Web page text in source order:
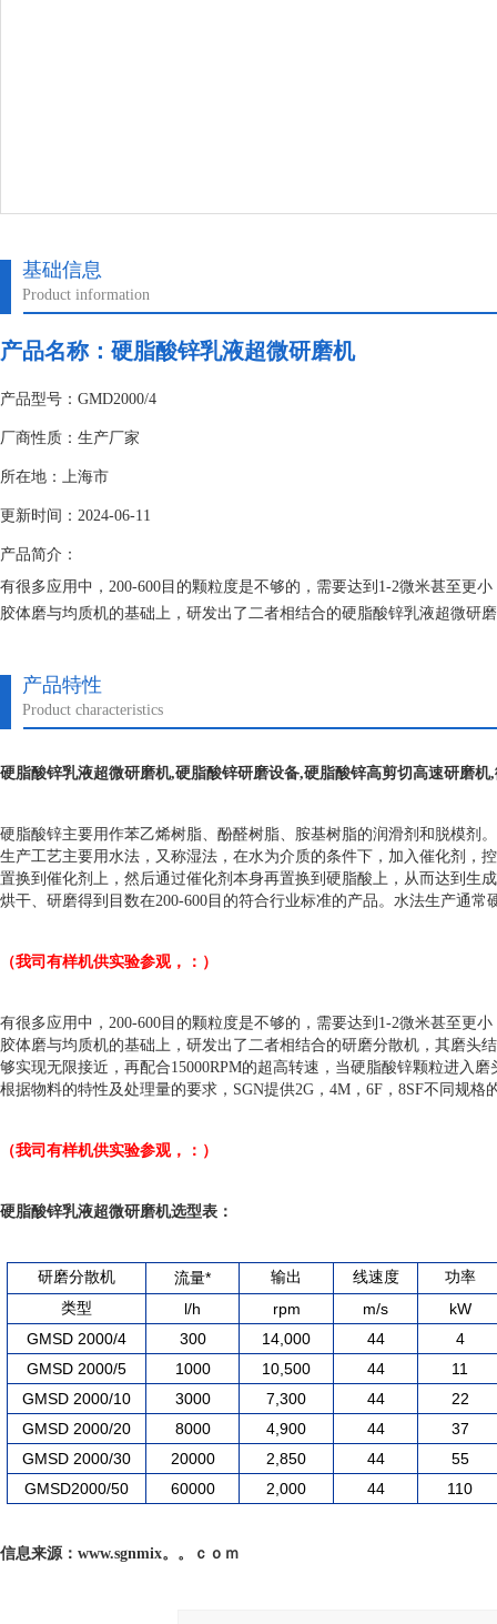
基础信息
Product information
产品名称：硬脂酸锌乳液超微研磨机
产品型号：GMD2000/4
厂商性质：生产厂家
所在地：上海市
更新时间：2024-06-11
产品简介：
有很多应用中，200-600目的颗粒度是不够的，需要达到1-2微米甚至更
胶体磨与均质机的基础上，研发出了二者相结合的硬脂酸锌乳液超微研
产品特性
Product characteristics
硬脂酸锌乳液超微研磨机,硬脂酸锌研磨设备,硬脂酸锌高剪切高速研磨
硬脂酸锌主要用作苯乙烯树脂、酚醛树脂、胺基树脂的润滑剂和脱模剂
生产工艺主要用水法，又称湿法，在水为介质的条件下，加入催化剂，
置换到催化剂上，然后通过催化剂本身再置换到硬脂酸上，从而达到生
烘干、研磨得到目数在200-600目的符合行业标准的产品。水法生产通
（我司有样机供实验参观，：）
有很多应用中，200-600目的颗粒度是不够的，需要达到1-2微米甚至更
胶体磨与均质机的基础上，研发出了二者相结合的研磨分散机，其磨头
够实现无限接近，再配合15000RPM的超高转速，当硬脂酸锌颗粒进入
根据物料的特性及处理量的要求，SGN提供2G，4M，6F，8SF不同规
（我司有样机供实验参观，：）
硬脂酸锌乳液超微研磨机选型表：
研磨分散机 流量* 输出 线速度
功率
类型
l/h rpm m/s
kW
GMSD 2000/4
300 14,000 44
4
GMSD 2000/5
1000 10,500 44
11
GMSD 2000/10
3000 7,300 44
22
GMSD 2000/20
8000 4,900 44
37
GMSD 2000/30
20000 2,850 44
55
GMSD2000/50
60000 2,000 44 110
信息来源：www.sgnmix。。ｃｏｍ